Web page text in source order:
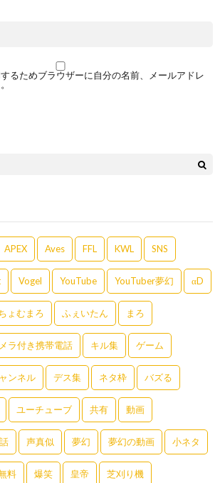
るためブラウザーに自分の名前、メールアドレ
APEX Aves FFL KWL SNS
Vogel YouTube YouTuber夢幻 αD
ょむまろ ふぇいたん まろ
ラ付き携帯電話 キル集 ゲーム
ンネル デス集 ネタ枠 バズる
ユーチューブ 共有 動画
声真似 夢幻 夢幻の動画 小ネタ
料 爆笑 皇帝 芝刈り機